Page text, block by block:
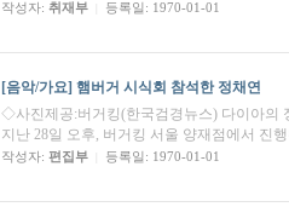
작성자: 취재부 등록일: 1970-01-01
[음악/가요] 햄버거 시식회 참석한 정채연
◇사진제공:버거킹 ​(한국검경뉴스) 다이아의
지난 28일 오후, 버거킹 서울 양재점에서 진
작성자: 편집부 등록일: 1970-01-01